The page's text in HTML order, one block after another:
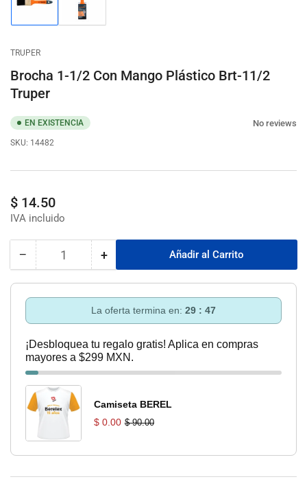
Cargar
1
la
vista
de
galería
Cargar
imagen
2
galería
TRUPER
Brocha 1-1/2 Con Mango Plástico Brt-11/2
Truper
EN EXISTENCIA
SKU: 14482
No reviews
Precio
regular
$ 14.50
− Reducir
Brocha
1-
Con
Mango
Plástico
Brt-
11/2
Truper
Cantidad +Aumentar
Brocha
Con
Mango
Plástico
11/2
Truper
Añadir al Carrito
La oferta termina en: 29 : 46
¡Desbloquea tu regalo gratis! Aplica en compras
mayores a $299 MXN.
Camiseta BEREL
$ 0.00 $ 90.00